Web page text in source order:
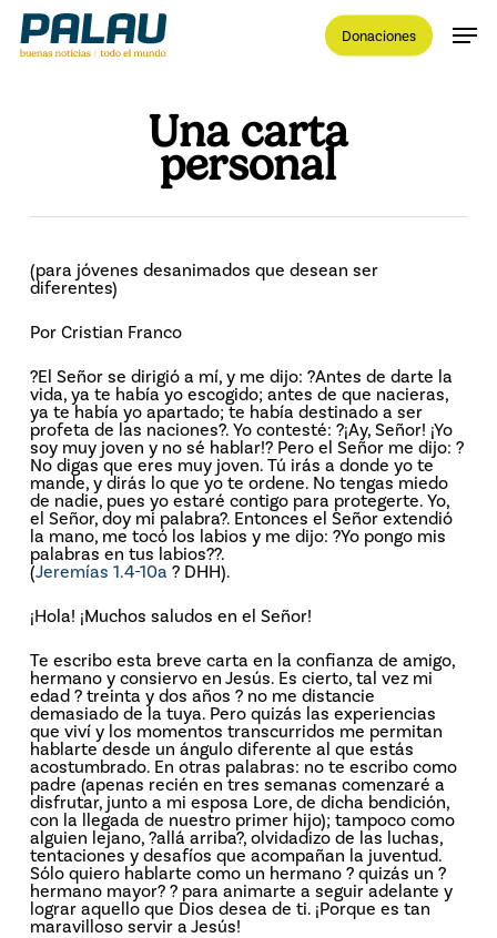
main
content
Donaciones
Una carta
personal
(para jóvenes desanimados que desean ser
diferentes)
Por Cristian Franco
?El Señor se dirigió a mí, y me dijo: ?Antes de darte la
vida, ya te había yo escogido; antes de que nacieras,
ya te había yo apartado; te había destinado a ser
profeta de las naciones?. Yo contesté: ?¡Ay, Señor! ¡Yo
soy muy joven y no sé hablar!? Pero el Señor me dijo: ?
No digas que eres muy joven. Tú irás a donde yo te
mande, y dirás lo que yo te ordene. No tengas miedo
de nadie, pues yo estaré contigo para protegerte. Yo,
el Señor, doy mi palabra?. Entonces el Señor extendió
la mano, me tocó los labios y me dijo: ?Yo pongo mis
palabras en tus labios??.
(Jeremías 1.4-10a ? DHH).
¡Hola! ¡Muchos saludos en el Señor!
Te escribo esta breve carta en la confianza de amigo,
hermano y consiervo en Jesús. Es cierto, tal vez mi
edad ? treinta y dos años ? no me distancie
demasiado de la tuya. Pero quizás las experiencias
que viví y los momentos transcurridos me permitan
hablarte desde un ángulo diferente al que estás
acostumbrado. En otras palabras: no te escribo como
padre (apenas recién en tres semanas comenzaré a
disfrutar, junto a mi esposa Lore, de dicha bendición,
con la llegada de nuestro primer hijo); tampoco como
alguien lejano, ?allá arriba?, olvidadizo de las luchas,
tentaciones y desafíos que acompañan la juventud.
Sólo quiero hablarte como un hermano ? quizás un ?
hermano mayor? ? para animarte a seguir adelante y
lograr aquello que Dios desea de ti. ¡Porque es tan
maravilloso servir a Jesús!